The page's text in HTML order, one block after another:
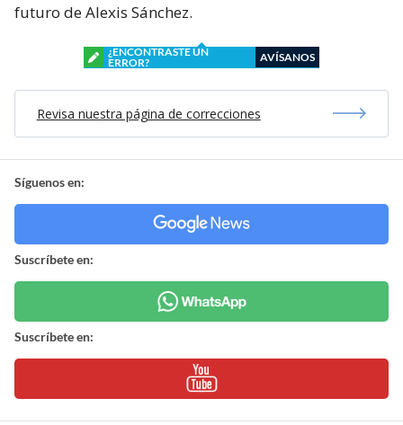
futuro de Alexis Sánchez.
¿ENCONTRASTE UN
ERROR?
AVÍSANOS
Revisa nuestra página de correcciones
Síguenos en:
Suscríbete en:
Suscríbete en: